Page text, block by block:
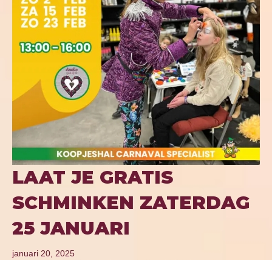
LAAT JE GRATIS
SCHMINKEN ZATERDAG
25 JANUARI
januari 20, 2025